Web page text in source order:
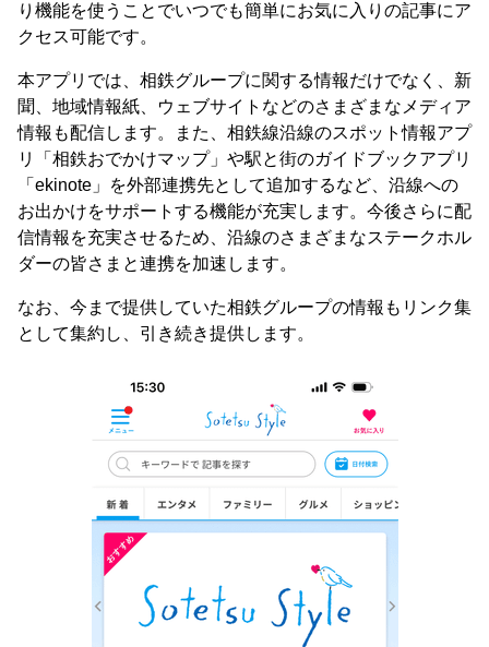
り機能を使うことでいつでも簡単にお気に入りの記事にア
クセス可能です。
本アプリでは、相鉄グループに関する情報だけでなく、新
聞、地域情報紙、ウェブサイトなどのさまざまなメディア
情報も配信します。また、相鉄線沿線のスポット情報アプ
リ「相鉄おでかけマップ」や駅と街のガイドブックアプリ
「ekinote」を外部連携先として追加するなど、沿線への
お出かけをサポートする機能が充実します。今後さらに配
信情報を充実させるため、沿線のさまざまなステークホル
ダーの皆さまと連携を加速します。
なお、今まで提供していた相鉄グループの情報もリンク集
として集約し、引き続き提供します。